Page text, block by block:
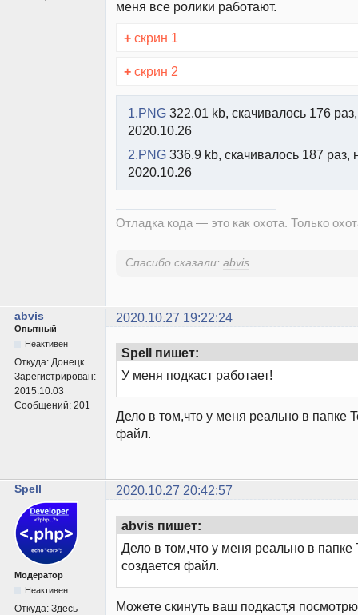
меня все ролики работают.
+ скрин 1
+ скрин 2
1.PNG 322.01 kb, скачивалось 176
2020.10.26
2.PNG 336.9 kb, скачивалось 187 раз,
2020.10.26
Отладка кода — это как охота. Только
Спасибо сказали: abvis
abvis 2020.10.27 19:22:24
Опытный
Неактивен
Откуда: Донецк
Зарегистрирован:
2015.10.03
Сообщений: 201
Spell пишет:
У меня подкаст работает!
Дело в том,что у меня реально в папке
файл.
Spell 2020.10.27 20:42:57
Модератор
Неактивен
Откуда: Здесь
abvis пишет:
Дело в том,что у меня реально в папке
создается файл.
Можете скинуть ваш подкаст,я